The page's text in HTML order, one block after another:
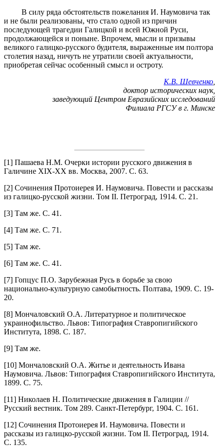
В силу ряда обстоятельств пожелания И. Наумовича так
и не были реализованы, что стало одной из причин
последующей трагедии Галицкой и всей Южной Руси,
продолжающейся и поныне. Впрочем, мысли и призывы
великого галицко-русского будителя, выраженные им полтора
столетия назад, ничуть не утратили своей актуальности,
приобретая сейчас особенный смысл и остроту.
К.В. Шевченко
доктор исторических наук,
заведующий Центром Евразийских исследований
Филиала РГСУ в г. Минске
[1] Пашаева Н.М. Очерки истории русского движения в
Галичине XIX-XX вв. Москва, 2007. С. 63.
[2] Сочинения Протоиерея И. Наумовича. Повести и рассказы
из галицко-русской жизни. Том II. Петроград, 1914. С. 21.
[3] Там же. С. 41.
[4] Там же. С. 71.
[5] Там же.
[6] Там же. С. 41.
[7] Гопцус П.О. Зарубежная Русь в борьбе за свою
национально-культурную самобытность. Полтава, 1909. С. 19-
20.
[8] Мончаловский О.А. Литературное и политическое
украинофильство. Львов: Типография Ставропигийского
Института, 1898. С. 187.
[9] Там же.
[10] Мончаловский О.А. Житье и деятельность Ивана
Наумовича. Львов: Типография Ставропигийского Института,
1899. С. 75.
[11] Николаев Н. Политические движения в Галиции //
Русский вестник. Том 289. Санкт-Петербург, 1904. С. 161.
[12] Сочинения Протоиерея И. Наумовича. Повести и
рассказы из галицко-русской жизни. Том II. Петроград, 1914.
С. 135.